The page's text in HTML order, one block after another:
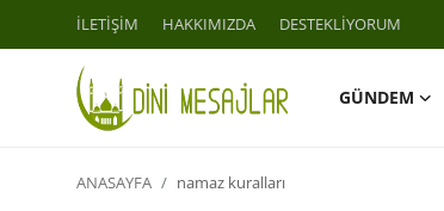
İLETİŞİM HAKKIMIZDA DESTEKLİYORUM
GÜNDEM
Giriş
ANASAYFA namaz kuralları